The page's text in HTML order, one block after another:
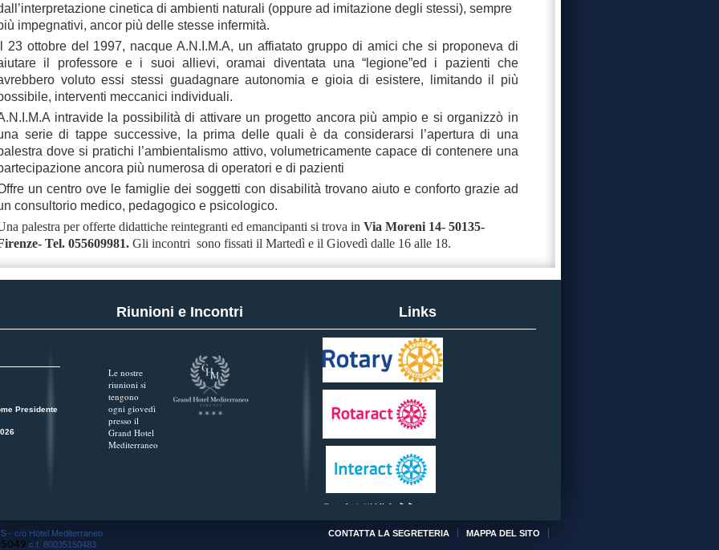
cinetica di ambienti naturali (oppure ad imitazione degli stessi), sempre
impegnativi, ancor più delle stesse infermità.
23 ottobre del 1997, nacque A.N.I.M.A, un affiatato gruppo di amici che si proponeva di
il professore e i suoi allievi, oramai diventata una “legione”ed i pazienti che
voluto essi stessi guadagnare autonomia e gioia di esistere, limitando il più
interventi meccanici individuali.
intravide la possibilità di attivare un progetto ancora più ampio e si organizzò in
serie di tappe successive, la prima delle quali è da considerarsi l’apertura di una
dove si pratichi l’ambientalismo attivo, volumetricamente capace di contenere una
ancora più numerosa di operatori e di pazienti
un centro ove le famiglie dei soggetti con disabilità trovano aiuto e conforto grazie ad
consultorio medico, pedagogico e psicologico.
palestra per offerte didattiche reintegranti ed emancipanti si trova in Via Moreni 14- 50135-
Tel. 055609981. Gli incontri sono fissati il Martedì e il Giovedì dalle 16 alle 18.
Presidente
Riunioni e Incontri
Le nostre
riunioni si
tengono
ogni giovedì
presso il
Grand Hotel
Mediterraneo
Links
Guarda tutti i link
- c/o Hotel Mediterraneo
c.f. 80035150483
CONTATTA LA SEGRETERIA MAPPA DEL SITO